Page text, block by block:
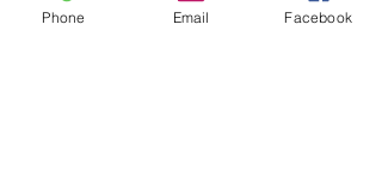
Phone Email Facebook